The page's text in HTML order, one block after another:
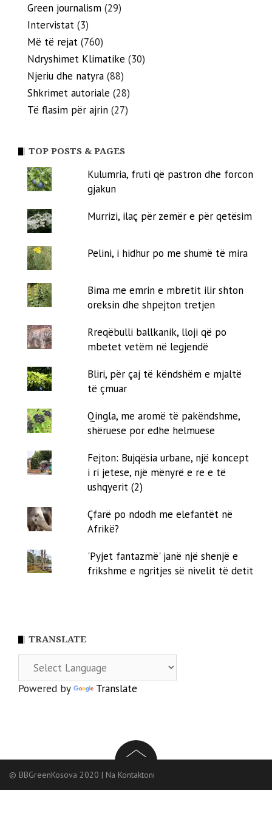
Green journalism (29)
Intervistat (3)
Më të rejat (760)
Ndryshimet Klimatike (30)
Njeriu dhe natyra (88)
Shkrimet autoriale (28)
Të flasim për ajrin (27)
TOP POSTS & PAGES
Kulumria, fruti që pastron dhe forcon
gjakun
Murrizi, ilaç për zemër e për qetësim
Pelini, i hidhur po me shumë të mira
Bima me emrin e mbretit ilir shton
oreksin dhe shpejton tretjen
Rreqëbulli ballkanik, lloji që po
mbetet vetëm në legjendë
Bliri, për çaj të këndshëm e mjaltë
të çmuar
Qingla, me aromë të pakëndshme,
shëruese por edhe helmuese
Fejton: Bujqësia urbane, një koncept
i ri jetese, një mënyrë e re e të
ushqyerit (2)
Çfarë po ndodh me elefantët në
Afrikë?
'Pyjet fantazmë' janë një shenjë e
frikshme e ngritjes së nivelit të detit
TRANSLATE
Powered by Translate
© BBGreenKosova 2020 | Na Kontaktoni